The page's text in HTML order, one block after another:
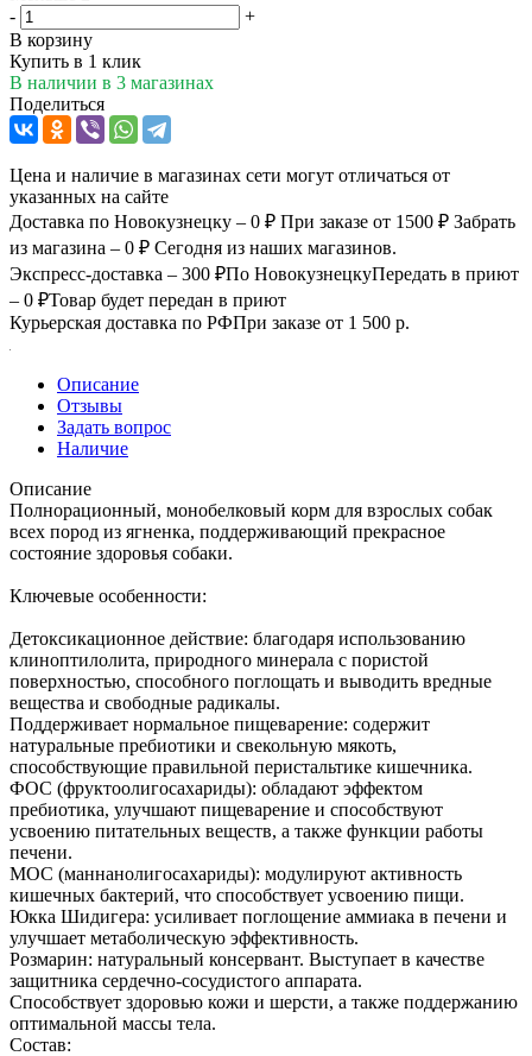
-
+
В корзину
Купить в 1 клик
В наличии в 3 магазинах
Поделиться
Цена и наличие в магазинах сети могут отличаться от
указанных на сайте
Доставка по Новокузнецку – 0 ₽ При заказе от 1500 ₽ Забрать
из магазина – 0 ₽ Сегодня из наших магазинов.
Экспресс-доставка – 300 ₽По НовокузнецкуПередать в приют
– 0 ₽Товар будет передан в приют
Курьерская доставка по РФПри заказе от 1 500 р.
Описание
Отзывы
Задать вопрос
Наличие
Описание
Полнорационный, монобелковый корм для взрослых собак
всех пород из ягненка, поддерживающий прекрасное
состояние здоровья собаки.
Ключевые особенности:
Детоксикационное действие: благодаря использованию
клиноптилолита, природного минерала с пористой
поверхностью, способного поглощать и выводить вредные
вещества и свободные радикалы.
Поддерживает нормальное пищеварение: содержит
натуральные пребиотики и свекольную мякоть,
способствующие правильной перистальтике кишечника.
ФОС (фруктоолигосахариды): обладают эффектом
пребиотика, улучшают пищеварение и способствуют
усвоению питательных веществ, а также функции работы
печени.
МОС (маннанолигосахариды): модулируют активность
кишечных бактерий, что способствует усвоению пищи.
Юкка Шидигера: усиливает поглощение аммиака в печени и
улучшает метаболическую эффективность.
Розмарин: натуральный консервант. Выступает в качестве
защитника сердечно-сосудистого аппарата.
Способствует здоровью кожи и шерсти, а также поддержанию
оптимальной массы тела.
Состав: